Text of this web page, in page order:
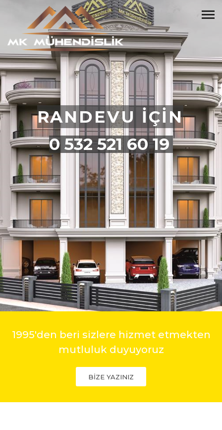
RANDEVU İÇİN
0 532 521 60 19
1995'den beri sizlere hizmet etmekten
mutluluk duyuyoruz
BİZE YAZINIZ